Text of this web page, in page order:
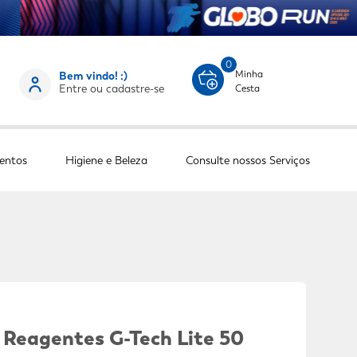
Bem vindo! :)
Entre ou cadastre-se
0
Minha
Cesta
Higiene e Beleza Consulte nossos Serviços
G-Tech Lite 50